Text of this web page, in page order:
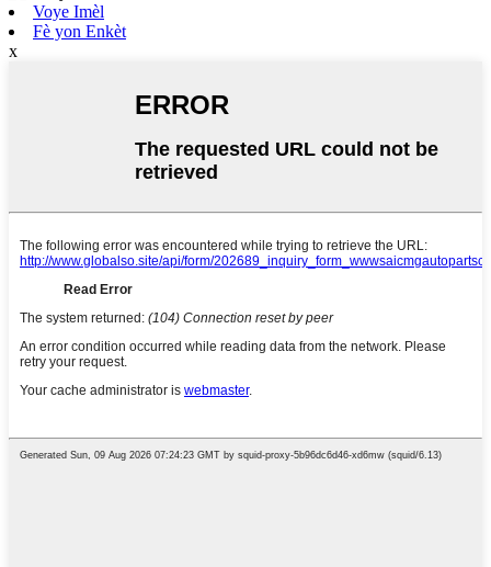
Voye Imèl
Fè yon Enkèt
x